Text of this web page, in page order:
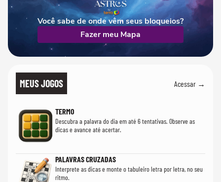
Você sabe de onde vêm seus bloqueios?
Fazer meu Mapa
MEUS JOGOS Acessar →
TERMO
Descubra a palavra do dia em até 6 tentativas. Observe as
dicas e avance até acertar.
PALAVRAS CRUZADAS
Interprete as dicas e monte o tabuleiro letra por letra, no seu
ritmo.